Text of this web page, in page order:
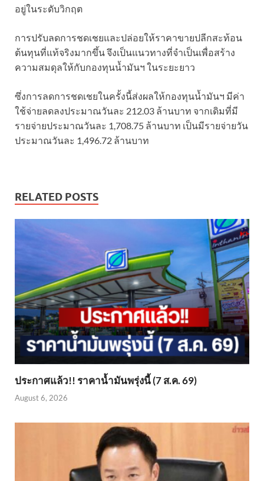
อยู่ในระดับวิกฤต
การปรับลดการชดเชยและปล่อยให้ราคาขายปลีกสะท้อน
ต้นทุนที่แท้จริงมากขึ้น จึงเป็นแนวทางที่จำเป็นเพื่อสร้าง
ความสมดุลให้กับกองทุนน้ำมันฯ ในระยะยาว
ซึ่งการลดการชดเชยในครั้งนี้ส่งผลให้กองทุนน้ำมันฯ มีค่า
ใช้จ่ายลดลงประมาณวันละ 212.03 ล้านบาท จากเดิมที่มี
รายจ่ายประมาณวันละ 1,708.75 ล้านบาท เป็นมีรายจ่ายวัน
ประมาณวันละ 1,496.72 ล้านบาท
RELATED POSTS
ประกาศแล้ว!! ราคาน้ำมันพรุ่งนี้ (7 ส.ค. 69)
August 6, 2026